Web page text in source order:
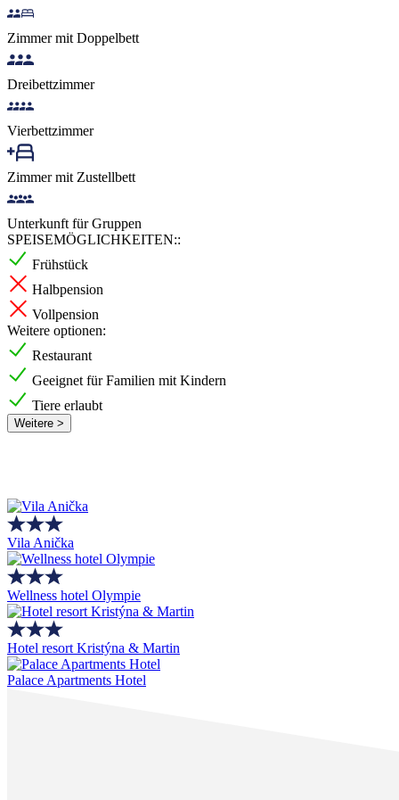
Zimmer mit Doppelbett
Dreibettzimmer
Vierbettzimmer
Zimmer mit Zustellbett
Unterkunft für Gruppen
SPEISEMÖGLICHKEITEN::
Frühstück
Halbpension
Vollpension
Weitere optionen:
Restaurant
Geeignet für Familien mit Kindern
Tiere erlaubt
Weitere >
Vila Anička
Wellness hotel Olympie
Hotel resort Kristýna & Martin
Palace Apartments Hotel